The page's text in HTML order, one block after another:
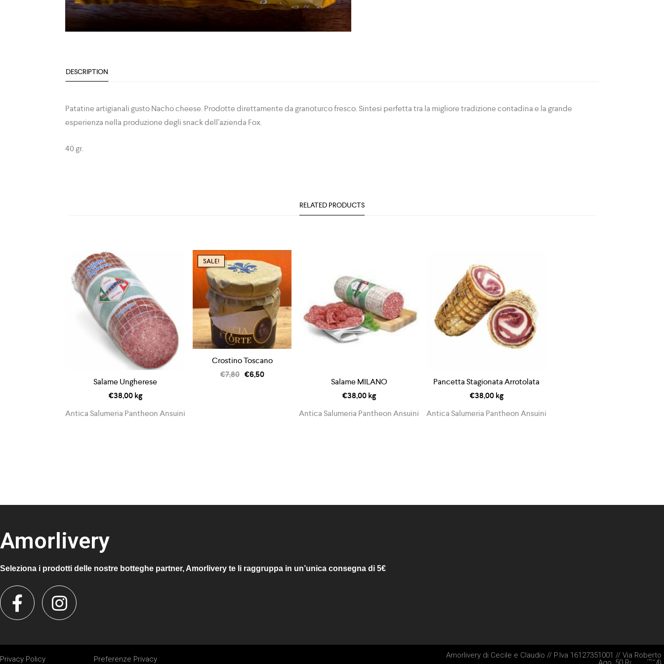
DESCRIPTION
Patatine artigianali gusto Nacho cheese. Prodotte direttamente da granoturco fresco. Sintesi perfetta tra la migliore tradizione contadina e la grande
esperienza nella produzione degli snack dell’azienda Fox.
40 gr.
RELATED PRODUCTS
Salame Ungherese
€38,00kg
Antica Salumeria Pantheon Ansuini
SALE!
Crostino Toscano
€7,80 €6,50
Salame MILANO
€38,00kg
Antica Salumeria Pantheon Ansuini
Pancetta Stagionata Arrotolata
€38,00kg
Antica Salumeria Pantheon Ansuini
Amorlivery
Seleziona i prodotti delle nostre botteghe partner, Amorlivery te li raggruppa in un’unica consegna di 5€
Privacy Policy Preferenze Privacy
Amorlivery di Cecile e Claudio // P.Iva 16127351001 // Via Roberto